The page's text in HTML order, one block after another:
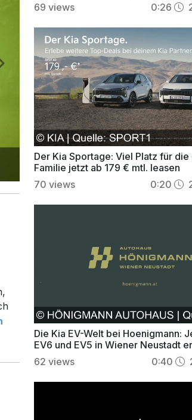
69 views 0:26
Der Kia Sportage: Viel Platz für die
Familie jetzt ab 179 € mtl. leasen
70 views 0:20
Die Kia EV-Welt bei Hoenigmann:
EV6 und EV5 in Wiener Neustadt
62 views 0:40